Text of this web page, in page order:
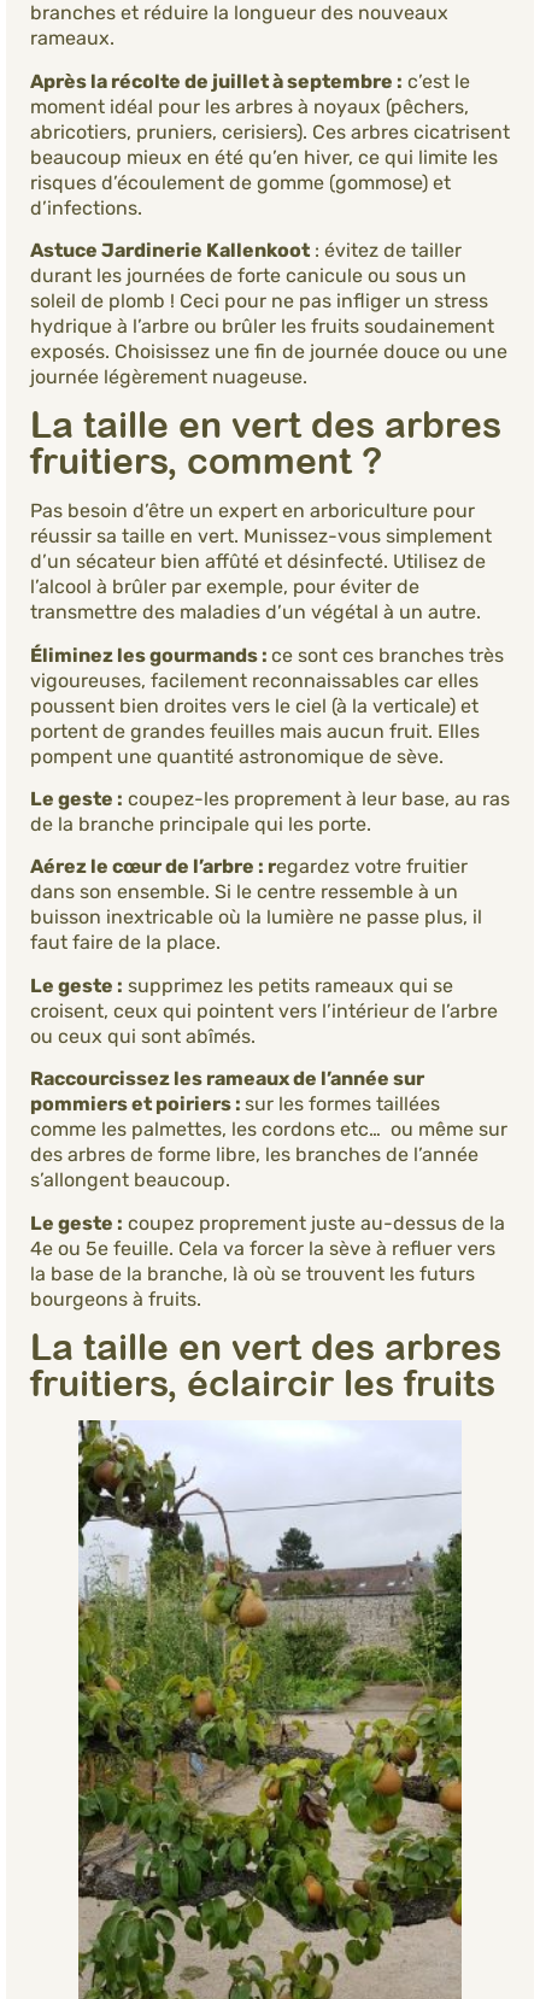
branches et réduire la longueur des nouveaux
rameaux.
Après la récolte de juillet à septembre : c’est le
moment idéal pour les arbres à noyaux (pêchers,
abricotiers, pruniers, cerisiers). Ces arbres cicatrisent
beaucoup mieux en été qu’en hiver, ce qui limite les
risques d’écoulement de gomme (gommose) et
d’infections.
Astuce Jardinerie Kallenkoot : évitez de tailler
durant les journées de forte canicule ou sous un
soleil de plomb ! Ceci pour ne pas infliger un stress
hydrique à l’arbre ou brûler les fruits soudainement
exposés. Choisissez une fin de journée douce ou une
journée légèrement nuageuse.
La taille en vert des arbres
fruitiers, comment ?
Pas besoin d’être un expert en arboriculture pour
réussir sa taille en vert. Munissez-vous simplement
d’un sécateur bien affûté et désinfecté. Utilisez de
l’alcool à brûler par exemple, pour éviter de
transmettre des maladies d’un végétal à un autre.
Éliminez les gourmands : ce sont ces branches très
vigoureuses, facilement reconnaissables car elles
poussent bien droites vers le ciel (à la verticale) et
portent de grandes feuilles mais aucun fruit. Elles
pompent une quantité astronomique de sève.
Le geste : coupez-les proprement à leur base, au ras
de la branche principale qui les porte.
Aérez le cœur de l’arbre : regardez votre fruitier
dans son ensemble. Si le centre ressemble à un
buisson inextricable où la lumière ne passe plus, il
faut faire de la place.
Le geste : supprimez les petits rameaux qui se
croisent, ceux qui pointent vers l’intérieur de l’arbre
ou ceux qui sont abîmés.
Raccourcissez les rameaux de l’année sur
pommiers et poiriers : sur les formes taillées
comme les palmettes, les cordons etc… ou même sur
des arbres de forme libre, les branches de l’année
s’allongent beaucoup.
Le geste : coupez proprement juste au-dessus de la
4e ou 5e feuille. Cela va forcer la sève à refluer vers
la base de la branche, là où se trouvent les futurs
bourgeons à fruits.
La taille en vert des arbres
fruitiers, éclaircir les fruits